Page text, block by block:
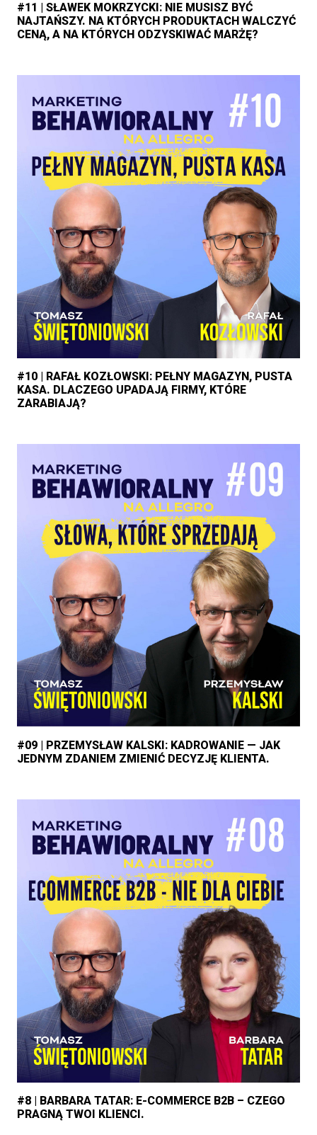
#11 | SŁAWEK MOKRZYCKI: NIE MUSISZ BYĆ
NAJTAŃSZY. NA KTÓRYCH PRODUKTACH WALCZYĆ
CENĄ, A NA KTÓRYCH ODZYSKIWAĆ MARŻĘ?
#10 | RAFAŁ KOZŁOWSKI: PEŁNY MAGAZYN, PUSTA
KASA. DLACZEGO UPADAJĄ FIRMY, KTÓRE
ZARABIAJĄ?
#09 | PRZEMYSŁAW KALSKI: KADROWANIE — JAK
JEDNYM ZDANIEM ZMIENIĆ DECYZJĘ KLIENTA.
#8 | BARBARA TATAR: E-COMMERCE B2B – CZEGO
PRAGNĄ TWOI KLIENCI.